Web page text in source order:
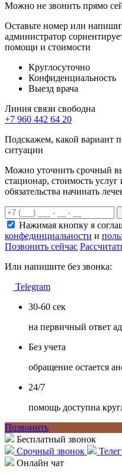
Можно не звонить прямо
Оставьте номер или
администратор
помощи и стоимости
Круглосуточно
Конфиденциальность
Выезд врача
Линия связи свободна
+7 960 442 64 20
Подскажем, какой вариант
ситуации
Можно уточнить срочный
стационар, стоимость
обязательства начинать
Нажимая кнопку я
конфединциальности и
Позвонить сейчас
Или напишите без звонка:
Telegram
30-60 сек
на первичный ответ
Без учета
обращение остается
24/7
помощь доступна
Позвонить
Бесплатный звонок
Срочный звонок
Онлайн чат